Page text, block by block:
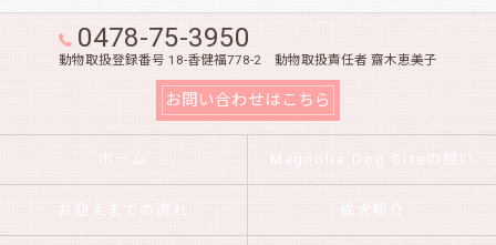
0478-75-3950
動物取扱登録番号 18-香健福778-2 動物取扱責任者 齋木恵美子
お問い合わせはこちら
ホーム Magnolia Dog Siteの想い
お迎えまでの流れ 成犬紹介